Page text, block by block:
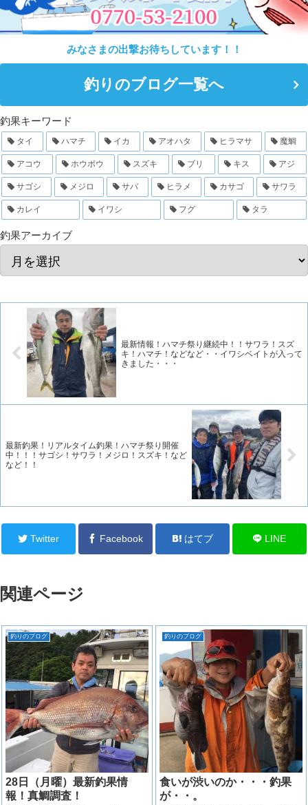
みなさまの出撃お待ちしています！！
釣りのブログ一覧へ
釣果キーワード
タイ ハマチ イカ アオハタ ヒラマサ 魔鯛
アコウ ホウボウ スズキ ブリ キス アジ
サゴシ メジロ サバ ヒラメ カサゴ サワラ
カレイ イワシ フグ タラ
釣果アーカイブ
最新情報！ハマチ祭り継続中！！サワラ！スズ
キ！ハマチ！などなど・・イワシベイトが入って
きました・・・
最新釣果！リアルタイム釣果！ハマチ祭り開催
中！！！サゴシ！サワラ！メジロ！スズキ！など
など！！
Twitter Facebook はてブ LINE
関連ページ
釣りのブログ
28日（月曜）最新釣果情
報！真鯛調査！
釣りのブログ
食いが渋いのか・・・釣果
が・・。